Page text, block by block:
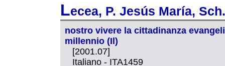
Lecea, P. Jesús María,
nostro vivere la cittadinanza
millennio (Il)
[2001.07]
Italiano - ITA1459